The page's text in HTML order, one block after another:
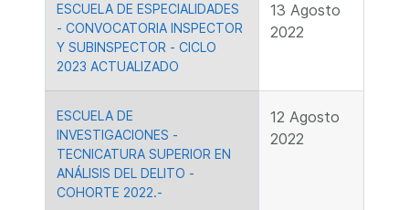
ESCUELA DE ESPECIALIDADES
- CONVOCATORIA INSPECTOR
Y SUBINSPECTOR - CICLO
2023 ACTUALIZADO
13 Agosto
2022
ESCUELA DE
INVESTIGACIONES -
TECNICATURA SUPERIOR EN
ANÁLISIS DEL DELITO -
COHORTE 2022.-
12 Agosto
2022